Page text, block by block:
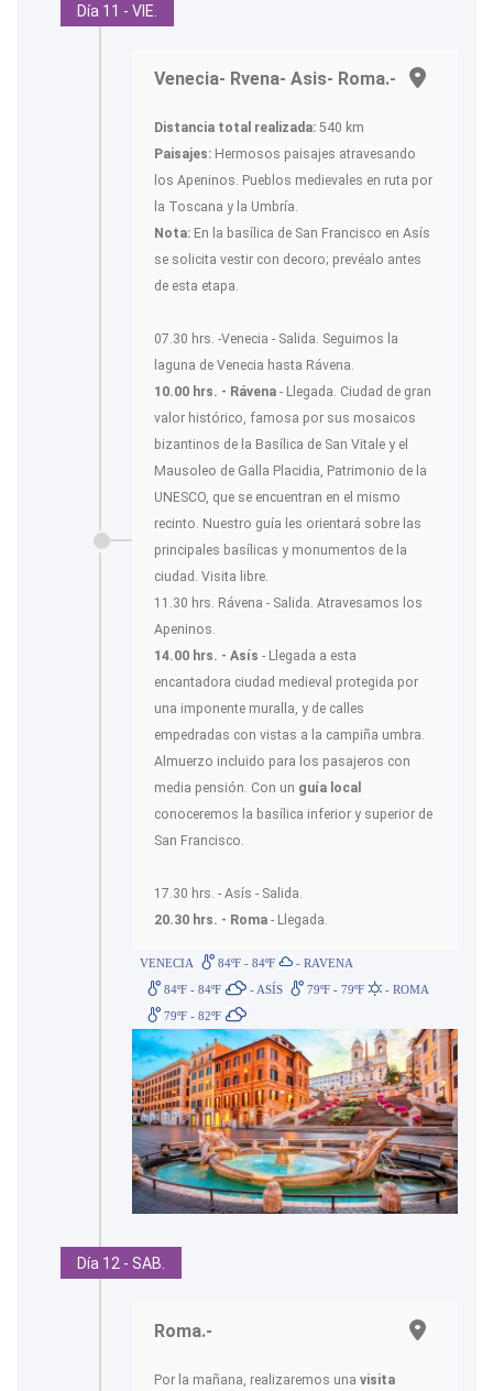
Día 11 - VIE.
Venecia- Rvena- Asis- Roma.-
Distancia total realizada: 540 km
Paisajes: Hermosos paisajes atravesando
los Apeninos. Pueblos medievales en ruta por
la Toscana y la Umbría.
Nota: En la basílica de San Francisco en Asís
se solicita vestir con decoro; prevéalo antes
de esta etapa.
07.30 hrs. -Venecia - Salida. Seguimos la
laguna de Venecia hasta Rávena.
10.00 hrs. - Rávena - Llegada. Ciudad de gran
valor histórico, famosa por sus mosaicos
bizantinos de la Basílica de San Vitale y el
Mausoleo de Galla Placidia, Patrimonio de la
UNESCO, que se encuentran en el mismo
recinto. Nuestro guía les orientará sobre las
principales basílicas y monumentos de la
ciudad. Visita libre.
11.30 hrs. Rávena - Salida. Atravesamos los
Apeninos.
14.00 hrs. - Asís - Llegada a esta
encantadora ciudad medieval protegida por
una imponente muralla, y de calles
empedradas con vistas a la campiña umbra.
Almuerzo incluido para los pasajeros con
media pensión. Con un guía local
conoceremos la basílica inferior y superior de
San Francisco.
17.30 hrs. - Asís - Salida.
20.30 hrs. - Roma - Llegada.
VENECIA 84ºF - 84ºF
- RAVENA
84ºF - 84ºF
- ASÍS 79ºF - 79ºF
- ROMA
79ºF - 82ºF
Día 12 - SAB.
Roma.-
Por la mañana, realizaremos una visita